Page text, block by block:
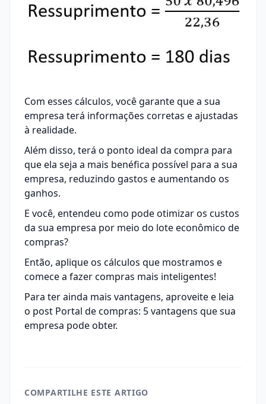
Com esses cálculos, você garante que a sua
empresa terá informações corretas e ajustadas
à realidade.
Além disso, terá o ponto ideal da compra para
que ela seja a mais benéfica possível para a sua
empresa, reduzindo gastos e aumentando os
ganhos.
E você, entendeu como pode otimizar os custos
da sua empresa por meio do lote econômico de
compras?
Então, aplique os cálculos que mostramos e
comece a fazer compras mais inteligentes!
Para ter ainda mais vantagens, aproveite e leia
o post Portal de compras: 5 vantagens que sua
empresa pode obter.
COMPARTILHE ESTE ARTIGO